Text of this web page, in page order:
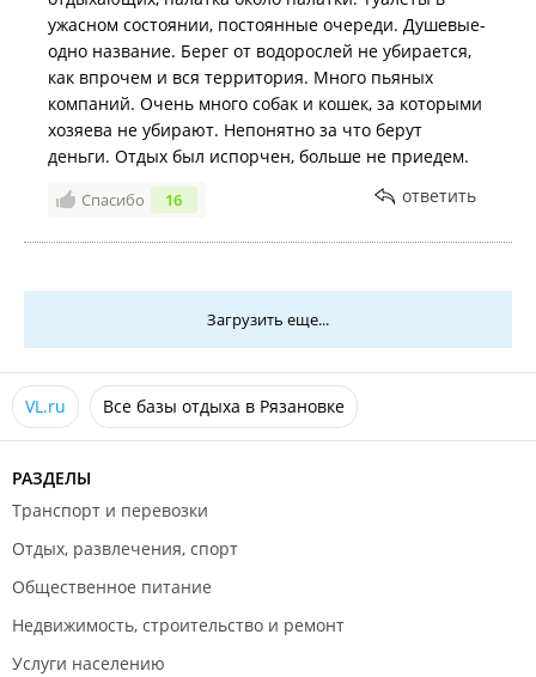
ужасном состоянии, постоянные очереди. Душевые-
одно название. Берег от водорослей не убирается,
как впрочем и вся территория. Много пьяных
компаний. Очень много собак и кошек, за которыми
хозяева не убирают. Непонятно за что берут
деньги. Отдых был испорчен, больше не приедем.
Спасибо 16 ответить
Загрузить еще...
VL.ru Все базы отдыха в Рязановке
РАЗДЕЛЫ
Транспорт и перевозки
Отдых, развлечения, спорт
Общественное питание
Недвижимость, строительство и ремонт
Услуги населению